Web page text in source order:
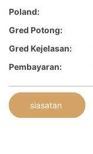
Poland:
Gred Potong:
Gred Kejelasan:
Pembayaran:
siasatan